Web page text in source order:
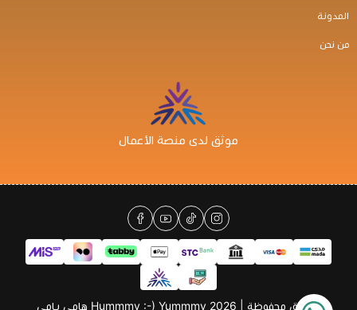
المدونة
من نحن
موثق لدى منصة الأعمال
الحقوق محفوظة | 2026 Hummmy :-) Yummmy هامي يامي